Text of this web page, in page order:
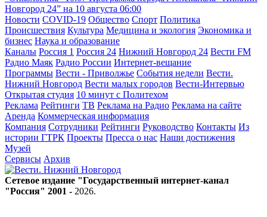
Новгород 24” на 10 августа 06:00
Новости COVID-19 Общество Спорт Политика
Происшествия Культура Медицина и экология Экономика и
бизнес Наука и образование
Каналы Россия 1 Россия 24 Нижний Новгород 24 Вести FM
Радио Маяк Радио России Интернет-вещание
Программы Вести - Приволжье События недели Вести.
Нижний Новгород Вести малых городов Вести-Интервью
Открытая студия 10 минут с Политехом
Реклама Рейтинги ТВ Реклама на Радио Реклама на сайте
Аренда Коммерческая информация
Компания Сотрудники Рейтинги Руководство Контакты Из
истории ГТРК Проекты Пресса о нас Наши достижения
Музей
Сервисы Архив
Сетевое издание "Государственный интернет-канал
"Россия" 2001 - 2026.